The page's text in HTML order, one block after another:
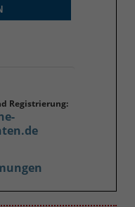
Registrierung: